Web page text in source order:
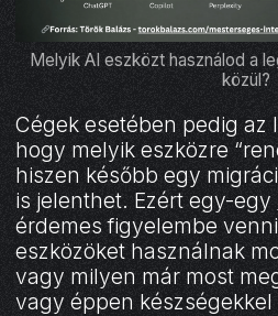
Melyik AI eszközt használod a
közül?
Cégek esetében pedig az
hogy melyik eszközre
hiszen később egy
is jelenthet. Ezért egy-egy
érdemes figyelembe
eszközöket használnak
vagy milyen már most
vagy éppen